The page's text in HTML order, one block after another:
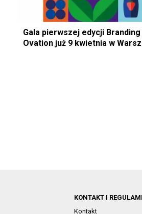
Gala pierwszej edycji Branding
Ovation już 9 kwietnia w
KONTAKT I
Kontakt